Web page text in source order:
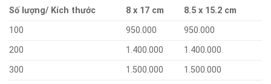
Số lượng/ Kích thước 8 x 17 cm
8.5 x 15.2 cm
100
950.000
950.000
200
1.400.000
1.400.000
300
1.500.000
1.500.000